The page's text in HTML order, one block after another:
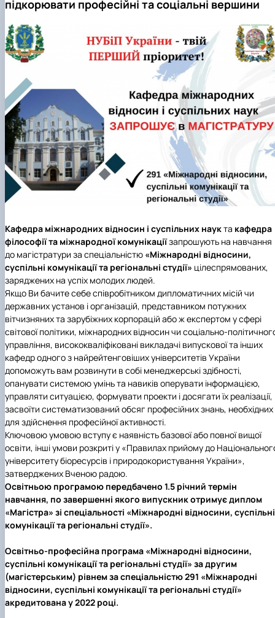
Підготовка до вступу в аспірантуру
Профорієнтаційна діяльність
Профорієнтаційна робота
Дні відкритих дверей
Інформація і політика
підкорювати професійні та соціальні вершини
Кафедра міжнародних відносин і суспільних наукта кафедра
філософії та міжнародної комунікаціїзапрошують на навчання
до магістратури за спеціальністю «Міжнародні відносини,
суспільні комунікації та регіональні студії» цілеспрямованих,
заряджених на успіх молодих людей.
Якщо Ви бачите себе співробітником дипломатичних місій чи
державних установ і організацій, представником потужних
вітчизняних та зарубіжних корпорацій або ж експертом у сфері
світової політики, міжнародних відносин чи соціально-
управління, висококваліфіковані викладачі випускової та інших
кафедр одного з найрейтенговіших університетів України
допоможуть вам розвинути в собі менеджерські здібності,
опанувати системою умінь та навиків оперувати інформацією,
управляти ситуацією, формувати проекти і досягати їх реалізації,
засвоїти систематизований обсяг професійних знань, необхідних
для здійснення професійної активності.
Ключовою умовою вступу є наявність базової або повної вищої
освіти, інші умови розкриті у «Правилах прийому до
університету біоресурсів і природокористування України»,
затверджених Вченою радою.
Освітньою програмою передбачено 1.5 річний термін
навчання, по завершенні якого випускник отримує диплом
«Магістра» зі спеціальності «Міжнародні відносини, суспільні
комунікації та регіональні студії».
Освітньо-професійна програма «Міжнародні відносини,
суспільні комунікації та регіональні студії» за другим
(магістерським) рівнемза спеціальністю 291 «Міжнародні
відносини, суспільні комунікації та регіональні студії»
акредитованау 2022 році.